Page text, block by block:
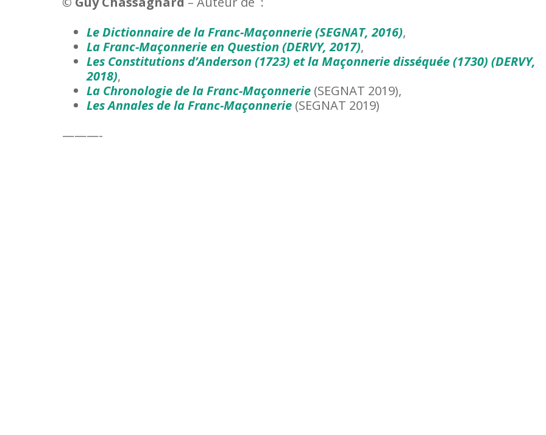
Le Dictionnaire de la Franc-Maçonnerie(SEGNAT, 2016),
La Franc-Maçonnerie en Question (DERVY, 2017),
Les Constitutions d’Anderson (1723) et la Maçonnerie disséquée(1730) (DERVY,
2018),
La Chronologie de la Franc-Maçonnerie (SEGNAT 2019),
Les Annales de la Franc-Maçonnerie (SEGNAT 2019)
———-